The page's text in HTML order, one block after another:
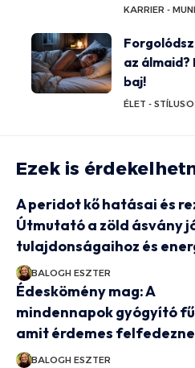
KARRIER -
az álmaid?
baj!
ÉLET - STÍLUS
Ezek is
A peridot kő hatásai és
Útmutató a zöld ásvány
tulajdonságaihoz és
BALOGH ESZTER
Édeskömény mag: A
mindennapok gyógyító
amit érdemes
BALOGH ESZTER